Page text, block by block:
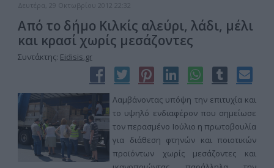
Δευτέρα, 29 Οκτωβρίου 2012 22:32
Από το δήμο Κιλκίς αλεύρι, λάδι, μέλι
και κρασί χωρίς μεσάζοντες
Συντάκτης: Eidisis.gr
Λαμβάνοντας υπόψη την επιτυχία και
το υψηλό ενδιαφέρον που σημείωσε
τον περασμένο Ιούλιο η πρωτοβουλία
για διάθεση φτηνών και ποιοτικών
προϊόντων χωρίς μεσάζοντες και